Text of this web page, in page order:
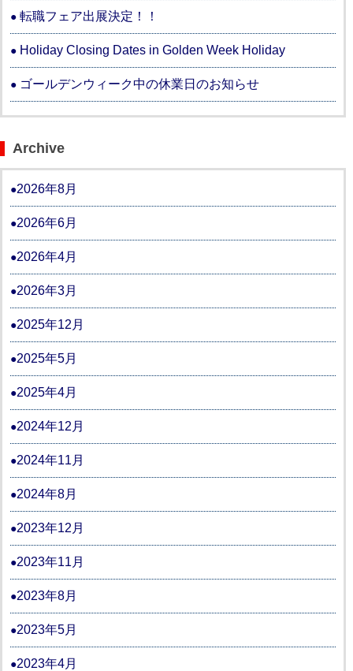
転職フェア出展決定！！
Holiday Closing Dates in Golden Week Holiday
ゴールデンウィーク中の休業日のお知らせ
Archive
2026年8月
2026年6月
2026年4月
2026年3月
2025年12月
2025年5月
2025年4月
2024年12月
2024年11月
2024年8月
2023年12月
2023年11月
2023年8月
2023年5月
2023年4月